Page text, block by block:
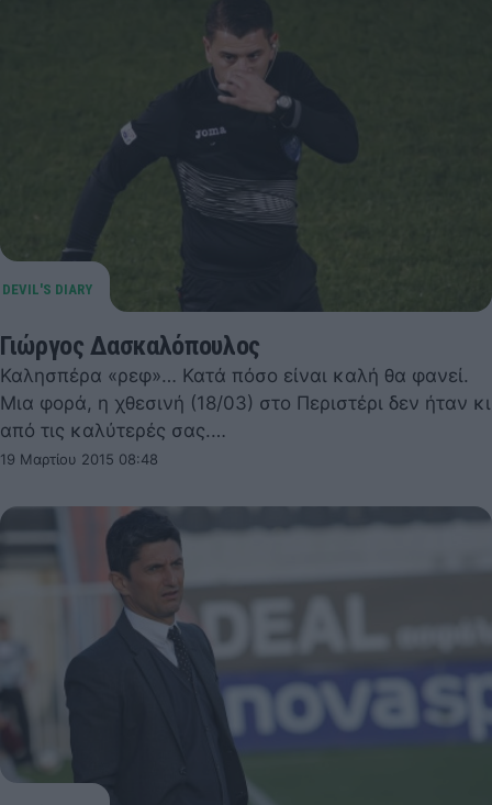
Γιώργος Δασκαλόπουλος
Καλησπέρα «ρεφ»… Κατά πόσο είναι καλή θα φανεί.
Μια φορά, η χθεσινή (18/03) στο Περιστέρι δεν ήταν κι
από τις καλύτερές σας.…
19 Μαρτίου 2015 08:48